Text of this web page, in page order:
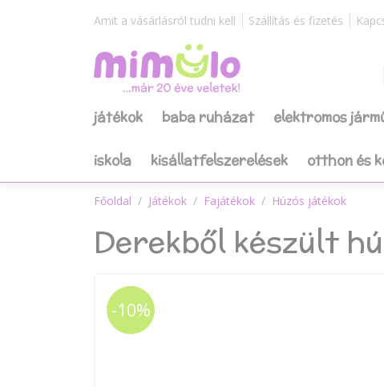
Amit a vásárlásról tudni kell Szállítás és fizetés
játékok baba ruházat elektromos
iskola kisállatfelszerelések otthon és
Főoldal Játékok Fajátékok Húzós játékok
Derekből készült
-10%